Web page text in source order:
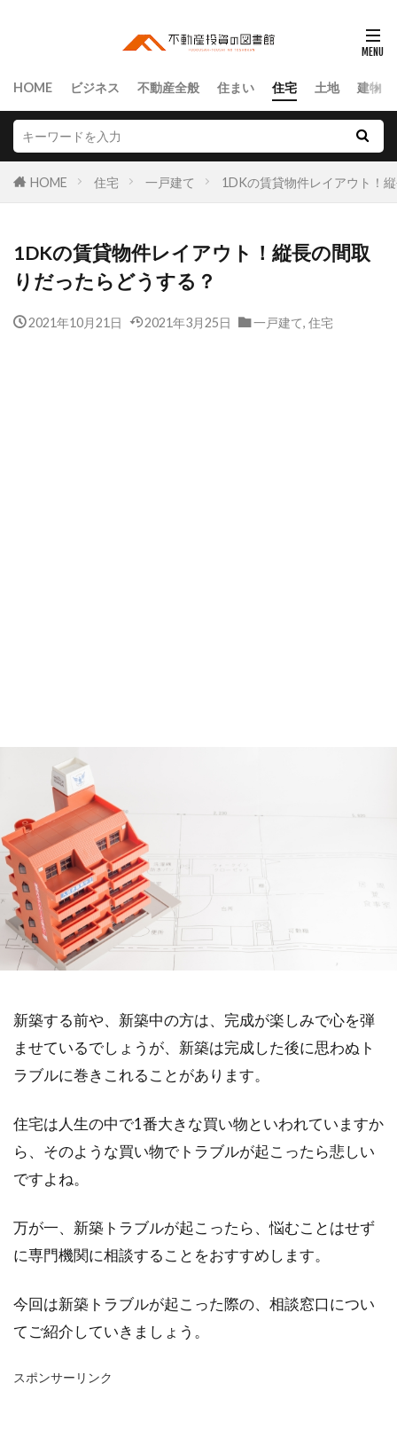
HOME ビジネス 不動産全般 住まい 住宅 土地 建物
HOME 住宅 一戸建て 1DKの賃貸物件レイアウト！
1DKの賃貸物件レイアウト！縦長の間取
りだったらどうする？
2021年10月21日 2021年3月25日 一戸建て, 住宅
新築する前や、新築中の方は、完成が楽しみで心を弾
ませているでしょうが、新築は完成した後に思わぬト
ラブルに巻きこれることがあります。
住宅は人生の中で1番大きな買い物といわれていますか
ら、そのような買い物でトラブルが起こったら悲しい
ですよね。
万が一、新築トラブルが起こったら、悩むことはせず
に専門機関に相談することをおすすめします。
今回は新築トラブルが起こった際の、相談窓口につい
てご紹介していきましょう。
スポンサーリンク